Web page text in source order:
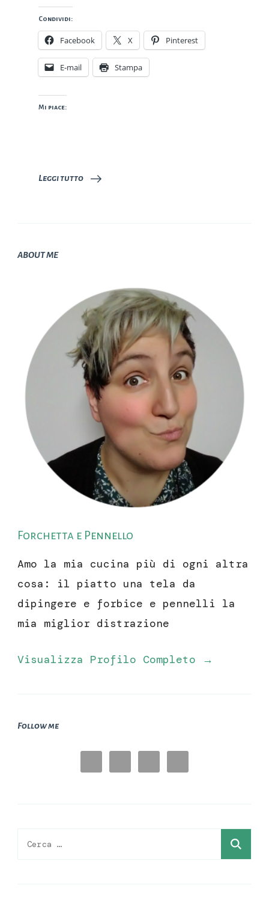
Condividi:
Facebook X Pinterest
E-mail Stampa
Mi piace:
Leggi tutto
ABOUT ME
Forchetta e Pennello
Amo la mia cucina più di ogni altra
cosa: il piatto una tela da
dipingere e forbice e pennelli la
mia miglior distrazione
Visualizza Profilo Completo →
Follow me
Ricerca